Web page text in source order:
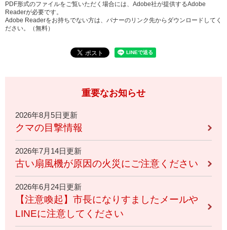
PDF形式のファイルをご覧いただく場合には、Adobe社が提供するAdobe
Readerが必要です。
Adobe Readerをお持ちでない方は、バナーのリンク先からダウンロードしてく
ださい。（無料）
重要なお知らせ
2026年8月5日更新
クマの目撃情報
2026年7月14日更新
古い扇風機が原因の火災にご注意ください
2026年6月24日更新
【注意喚起】市長になりすましたメールや
LINEに注意してください